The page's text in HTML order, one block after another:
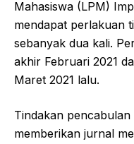
Mahasiswa (LPM)
mendapat perlakuan
sebanyak dua kali.
akhir Februari 2021
Maret 2021 lalu.
Tindakan
memberikan jurnal